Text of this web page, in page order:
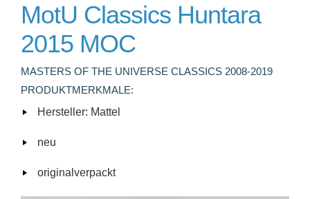
MotU Classics Huntara
2015 MOC
MASTERS OF THE UNIVERSE CLASSICS 2008-2019
PRODUKTMERKMALE:
Hersteller: Mattel
neu
originalverpackt